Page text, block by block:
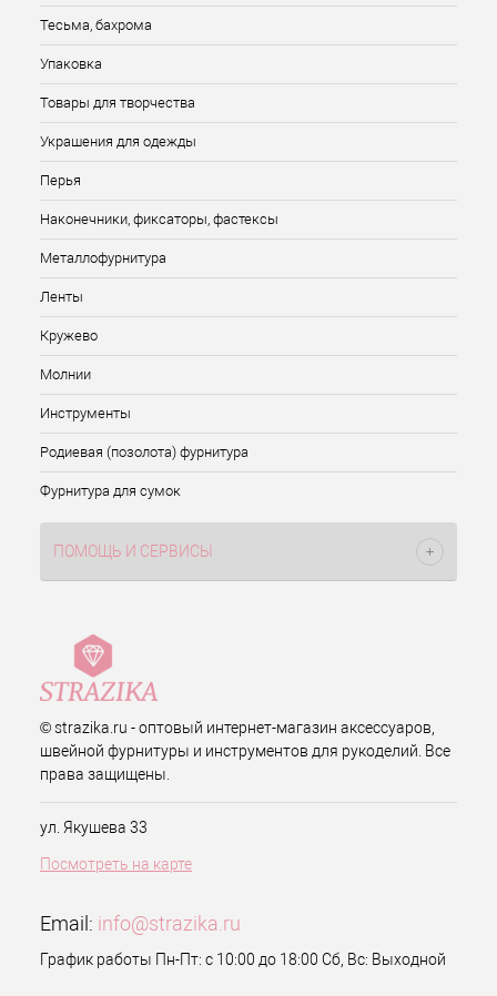
Тесьма, бахрома
Упаковка
Товары для творчества
Украшения для одежды
Перья
Наконечники, фиксаторы, фастексы
Металлофурнитура
Ленты
Кружево
Молнии
Инструменты
Родиевая (позолота) фурнитура
Фурнитура для сумок
ПОМОЩЬ И СЕРВИСЫ
© strazika.ru - оптовый интернет-магазин аксессуаров,
швейной фурнитуры и инструментов для рукоделий. Все
права защищены.
ул. Якушева 33
Посмотреть на карте
Email: info@strazika.ru
График работы Пн-Пт: с 10:00 до 18:00 Сб, Вс: Выходной